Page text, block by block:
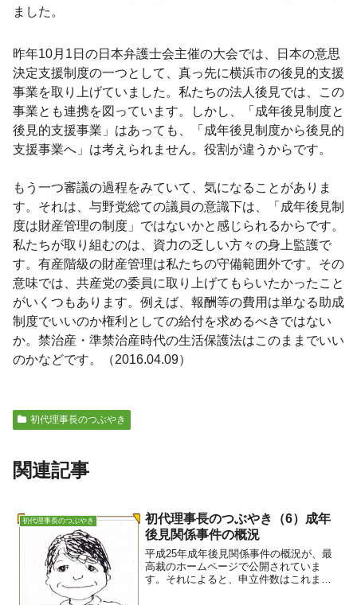
ました。
昨年10月1日の日本弁護士会主催の大会では、日本の意思
決定支援制度の一つとして、真っ先に横浜市の後見的支援
事業を取り上げていました。私たちの法人後見では、この
事業とも連携を図っています。しかし、「成年後見制度と
後見的支援事業」はあっても、「成年後見制度から後見的
支援事業へ」は考えられません。役割が違うからです。
もう一つ審議の過程をみていて、気になることがありま
す。それは、与野党総ての議員の意識下は、「成年後見制
度は財産管理の制度」ではないかと感じられるからです。
私たちが取り組むのは、資力の乏しい方々の身上監護で
す。有産階級の財産管理は私たちの守備範囲外です。その
意味では、共産党の委員に取り上げてもらいたかったこと
がいくつもあります。例えば、報酬等の費用は単なる助成
制度でいいのか権利としての給付を求めるべきではない
か。禁治産・準禁治産時代の生活保護法はこのままでいい
のかなどです。（2016.04.09）
初代理事長のつぶやき
関連記事
初代理事長のつぶやき
初代理事長のつぶやき（6）成年
後見関係事件の概況
平成25年成年後見関係事件の概況が、最
高裁のホームページで公開されていま
す。それによると、申立件数はこれまで